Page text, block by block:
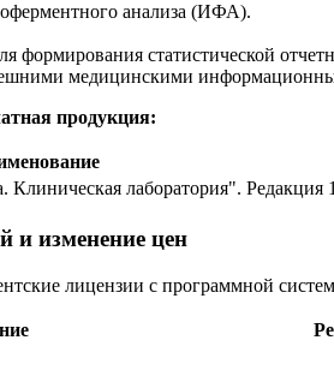
анализа (ИФА).
формирования статистической
медицинскими
продукция:
лаборатория". Редакция
и изменение цен
лицензии c программной